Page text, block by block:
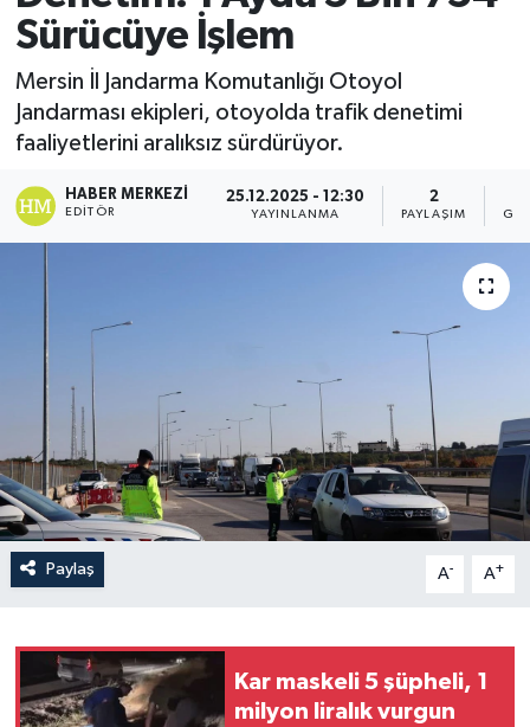
Sürücüye İşlem
Mersin İl Jandarma Komutanlığı Otoyol
Jandarması ekipleri, otoyolda trafik denetimi
faaliyetlerini aralıksız sürdürüyor.
HABER MERKEZI
EDITÖR
25.12.2025 - 12:30
YAYINLANMA
2
PAYLAŞIM
Paylaş A- A+
Kar maskeli 5 şüpheli, 1
milyon liralık vurgun